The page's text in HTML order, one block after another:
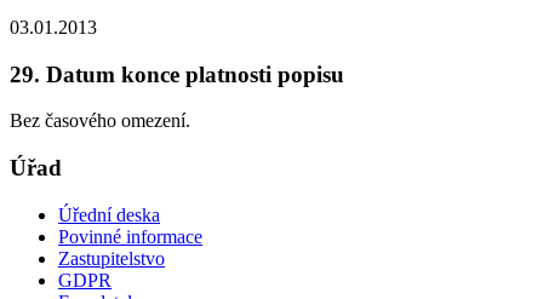
03.01.2013
29. Datum konce platnosti popisu
Bez časového omezení.
Úřad
Úřední deska
Povinné informace
Zastupitelstvo
GDPR